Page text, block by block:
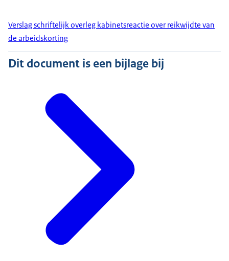
Verslag schriftelijk overleg kabinetsreactie over reikwijdte van
de arbeidskorting
Dit document is een bijlage bij